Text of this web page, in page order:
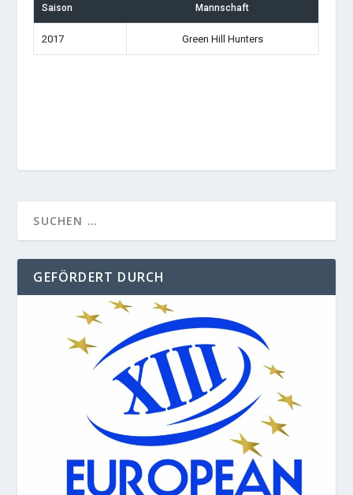
Saison Mannschaft
2017 Green Hill Hunters
GEFÖRDERT DURCH